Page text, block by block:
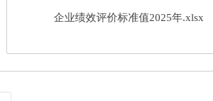
企业绩效评价标准值2025年.xlsx